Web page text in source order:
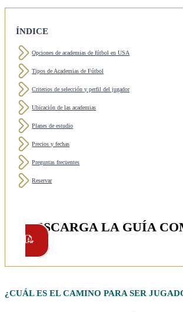
ÍNDICE
Opciones de academias de fútbol en USA
Tipos de Academias de Fútbol
Criterios de selección y perfil del jugador
Ubicación de las academias
Planes de estudio
Precios y fechas
Preguntas frecuentes
Reservar
DESCARGA LA GUÍA
¿CUÁL ES EL CAMINO PARA SER